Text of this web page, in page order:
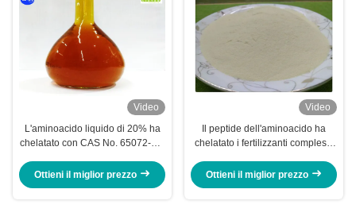
Video
L'aminoacido liquido di 20% ha
chelatato con CAS No. 65072-01-
Ottieni il miglior prezzo
Video
Il peptide dell'aminoacido ha
chelatato i fertilizzanti complessi
Ottieni il miglior prezzo